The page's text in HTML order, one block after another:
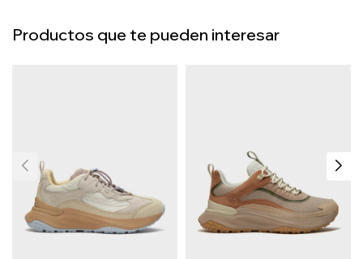
Productos que te pueden interesar